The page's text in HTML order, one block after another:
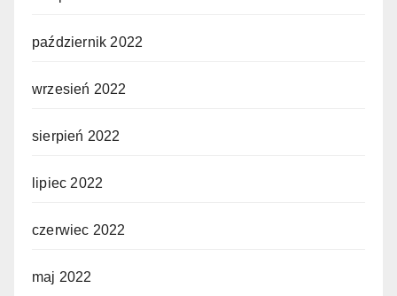
październik 2022
wrzesień 2022
sierpień 2022
lipiec 2022
czerwiec 2022
maj 2022